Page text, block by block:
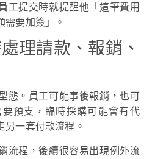
工提交時就提醒他「這筆費用
需要加簽」。
理請款、報銷、
態。員工可能事後報銷，也可
預支，臨時採購可能會有代
另一套付款流程。
流程，後續很容易出現例外流